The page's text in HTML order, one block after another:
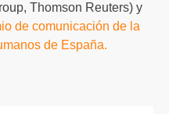
Thomson Reuters) y
de comunicación de la
de España.